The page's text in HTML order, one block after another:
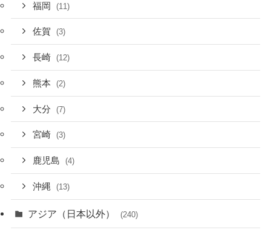
福岡 (11)
佐賀 (3)
長崎 (12)
熊本 (2)
大分 (7)
宮崎 (3)
鹿児島 (4)
沖縄 (13)
アジア（日本以外） (240)